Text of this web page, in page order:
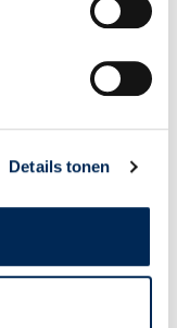
Details tonen